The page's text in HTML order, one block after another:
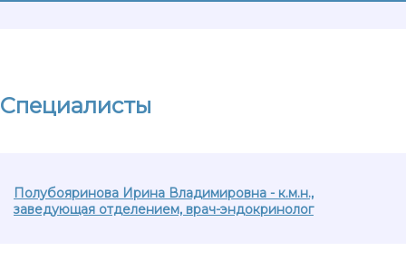
Специалисты
Полубояринова Ирина Владимировна - к.м.н.,
заведующая отделением, врач-эндокринолог